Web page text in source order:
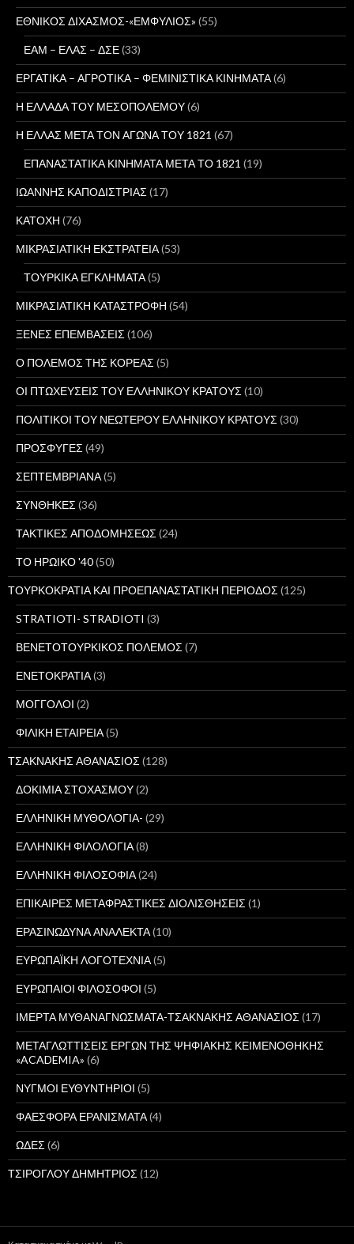
ΕΘΝΙΚΟΣ ΔΙΧΑΣΜΟΣ-«ΕΜΦΥΛΙΟΣ» (55)
ΕΑΜ – ΕΛΑΣ – ΔΣΕ(33)
ΕΡΓΑΤΙΚΑ – ΑΓΡΟΤΙΚΑ – ΦΕΜΙΝΙΣΤΙΚΑ ΚΙΝΗΜΑΤΑ(6)
Η ΕΛΛΑΔΑ ΤΟΥ ΜΕΣΟΠΟΛΕΜΟΥ(6)
Η ΕΛΛΑΣ ΜΕΤΑ ΤΟΝ ΑΓΩΝΑ ΤΟΥ 1821 (67)
ΕΠΑΝΑΣΤΑΤΙΚΑ ΚΙΝΗΜΑΤΑ ΜΕΤΑ ΤΟ 1821 (19)
ΙΩΑΝΝΗΣ ΚΑΠΟΔΙΣΤΡΙΑΣ (17)
ΚΑΤΟΧΗ (76)
ΜΙΚΡΑΣΙΑΤΙΚΗ ΕΚΣΤΡΑΤΕΙΑ(53)
ΤΟΥΡΚΙΚΑ ΕΓΚΛΗΜΑΤΑ(5)
ΜΙΚΡΑΣΙΑΤΙΚΗ ΚΑΤΑΣΤΡΟΦΗ (54)
ΞΕΝΕΣ ΕΠΕΜΒΑΣΕΙΣ (106)
Ο ΠΟΛΕΜΟΣ ΤΗΣ ΚΟΡΕΑΣ (5)
ΟΙ ΠΤΩΧΕΥΣΕΙΣ ΤΟΥ ΕΛΛΗΝΙΚΟΥ ΚΡΑΤΟΥΣ (10)
ΠΟΛΙΤΙΚΟΙ ΤΟΥ ΝΕΩΤΕΡΟΥ ΕΛΛΗΝΙΚΟΥ ΚΡΑΤΟΥΣ (30)
ΠΡΟΣΦΥΓΕΣ (49)
ΣΕΠΤΕΜΒΡΙΑΝΑ(5)
ΣΥΝΘΗΚΕΣ (36)
ΤΑΚΤΙΚΕΣ ΑΠΟΔΟΜΗΣΕΩΣ (24)
ΤΟ ΗΡΩΙΚΟ '40(50)
ΤΟΥΡΚΟΚΡΑΤΙΑ ΚΑΙ ΠΡΟΕΠΑΝΑΣΤΑΤΙΚΗ ΠΕΡΙΟΔΟΣ (125)
STRATIOTI- STRADIOTI (3)
ΒΕΝΕΤΟΤΟΥΡΚΙΚΟΣ ΠΟΛΕΜΟΣ (7)
ΕΝΕΤΟΚΡΑΤΙΑ(3)
ΜΟΓΓΟΛΟΙ (2)
ΦΙΛΙΚΗ ΕΤΑΙΡΕΙΑ(5)
ΤΣΑΚΝΑΚΗΣ ΑΘΑΝΑΣΙΟΣ (128)
ΔΟΚΙΜΙΑ ΣΤΟΧΑΣΜΟΥ(2)
ΕΛΛΗΝΙΚΗ ΜΥΘΟΛΟΓΙΑ- (29)
ΕΛΛΗΝΙΚΗ ΦΙΛΟΛΟΓΙΑ(8)
ΕΛΛΗΝΙΚΗ ΦΙΛΟΣΟΦΙΑ(24)
ΕΠΙΚΑΙΡΕΣ ΜΕΤΑΦΡΑΣΤΙΚΕΣ ΔΙΟΛΙΣΘΗΣΕΙΣ (1)
ΕΡΑΣΙΝΩΔΥΝΑ ΑΝΑΛΕΚΤΑ(10)
ΕΥΡΩΠΑΪΚΗ ΛΟΓΟΤΕΧΝΙΑ(5)
ΕΥΡΩΠΑΙΟΙ ΦΙΛΟΣΟΦΟΙ (5)
ΙΜΕΡΤΑ ΜΥΘΑΝΑΓΝΩΣΜΑΤΑ-ΤΣΑΚΝΑΚΗΣ ΑΘΑΝΑΣΙΟΣ (17)
ΜΕΤΑΓΛΩΤΤΙΣΕΙΣ ΕΡΓΩΝ ΤΗΣ ΨΗΦΙΑΚΗΣ ΚΕΙΜΕΝΟΘΗΚΗΣ
«ACADEMIA» (6)
ΝΥΓΜΟΙ ΕΥΘΥΝΤΗΡΙΟΙ (5)
ΦΑΕΣΦΟΡΑ ΕΡΑΝΙΣΜΑΤΑ(4)
ΩΔΕΣ (6)
ΤΣΙΡΟΓΛΟΥ ΔΗΜΗΤΡΙΟΣ (12)